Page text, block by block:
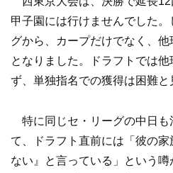
甲子園には行けませんでした
グから、カープだけでなく、
となりました。ドラフトでは
ず、単独指名での獲得は困難と
特に同じセ・リーグの中日も
て、ドラフト直前には「彼の
ない』と言っている」という噂